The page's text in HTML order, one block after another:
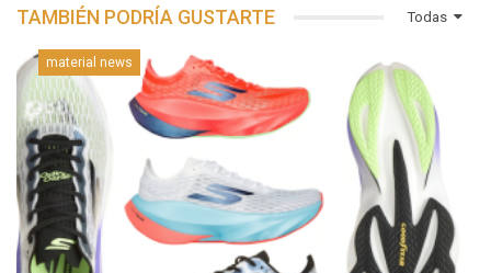
Todas
TAMBIÉN PODRÍA GUSTARTE
material news